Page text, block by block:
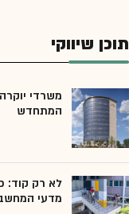
תוכן שיווקי
משרדי
המתחדש
מדעי